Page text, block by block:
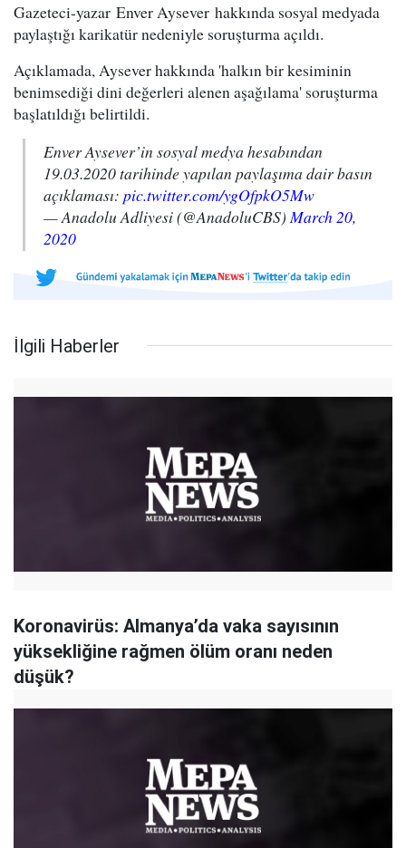
Gazeteci-yazar Enver Aysever hakkında sosyal medyada
paylaştığı karikatür nedeniyle soruşturma açıldı.
​Açıklamada, Aysever hakkında 'halkın bir kesiminin
benimsediği dini değerleri alenen aşağılama' soruşturma
başlatıldığı belirtildi.
Enver Aysever’in sosyal medya hesabından
19.03.2020 tarihinde yapılan paylaşıma dair basın
açıklaması: pic.twitter.com/ygOfpkO5Mw
— Anadolu Adliyesi (@AnadoluCBS)March 20,
2020
İlgili Haberler
Koronavirüs: Almanya’da vaka sayısının
yüksekliğine rağmen ölüm oranı neden
düşük?